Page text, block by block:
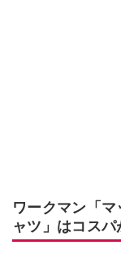
ワークマン「
ャツ」はコスパ